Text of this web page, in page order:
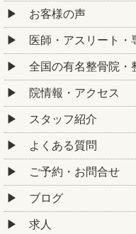
お客様の声
医師・アスリート・
全国の有名整骨院・
院情報・アクセス
スタッフ紹介
よくある質問
ご予約・お問合せ
ブログ
求人